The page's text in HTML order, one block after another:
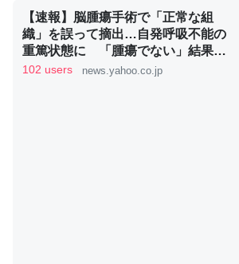
いのか」に関する新仮説
これを元に考えるとカルシウムを大量に
類は苦労してるんだな…。腹足類だと殻
─ニュース :: 【研究発表】昆虫学の大問題＝「
【速報】脳腫瘍手術で「正常な組
織」を誤って摘出…自発呼吸不能の
重篤状態に 「腫瘍でない」結果出
ても“勘違い”で摘出継続 通常の生
102 users news.yahoo.co.jp